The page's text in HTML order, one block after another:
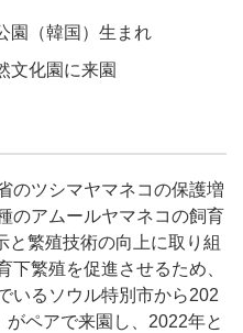
（韓国）生まれ
化園に来園
のツシマヤマネコの保護増
のアムールヤマネコの飼育
と繁殖技術の向上に取り組
下繁殖を促進させるため、
いるソウル特別市から202
ペアで来園し、2022年と